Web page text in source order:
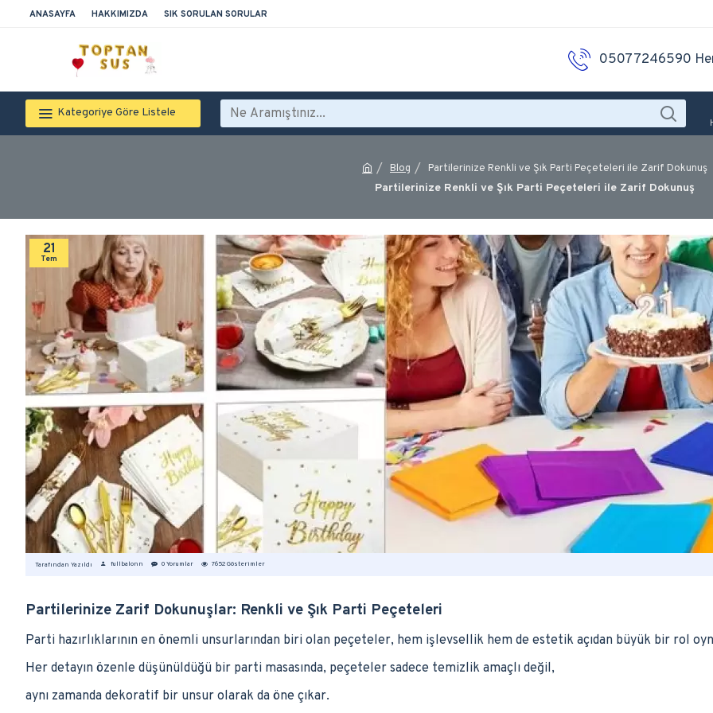
ANASAYFA HAKKIMIZDA SIK SORULAN SORULAR
05077246590
Kategoriye Göre Listele
Blog Partilerinize Renkli ve Şık Parti Peçeteleri ile Zarif Dokunuş
Partilerinize Renkli ve Şık Parti Peçeteleri ile Zarif Dokunuş
21
Tem
Tarafından Yazıldı fullbalonn 0 Yorumlar 7652 Gösterimler
Partilerinize Zarif Dokunuşlar: Renkli ve Şık Parti Peçeteleri
Parti hazırlıklarının en önemli unsurlarından biri olan peçeteler, hem işlevsellik hem de estetik açıdan büyük bir rol
Her detayın özenle düşünüldüğü bir parti masasında, peçeteler sadece temizlik amaçlı değil,
aynı zamanda dekoratif bir unsur olarak da öne çıkar.